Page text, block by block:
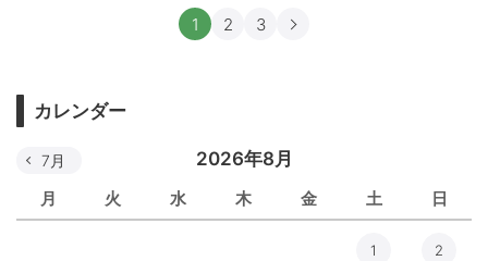
1 2 3
カレンダー
2026年8月
月 火 水 木 金 土 日
7月
1 2